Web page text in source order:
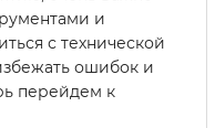
и
с технической
ошибок и
перейдем к